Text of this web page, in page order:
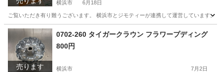
横浜市 6月18日
ご覧いただき有り難うございます。 横浜市とジモティーが連携して運営していま
神奈川 横浜市 リユース
売ります
0702-260 タイガークラウン フラワープディング
800円
横浜市 7月2日